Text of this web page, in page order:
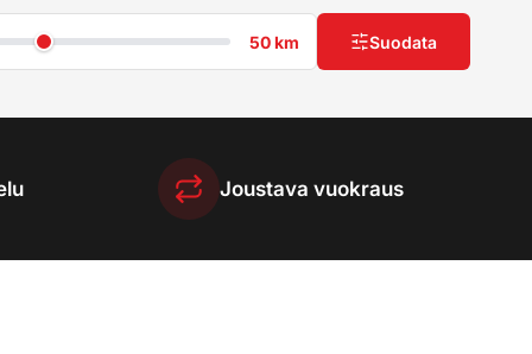
50 km Suodata
Joustava vuokraus